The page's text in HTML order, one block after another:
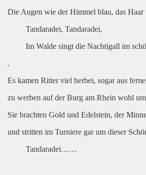
Die Augen wie der Himmel blau, das Haar
Tandaradei, Tandaradei,
Im Walde singt die Nachtigall im
.
Es kamen Ritter viel herbei, sogar aus
zu werben auf der Burg am Rhein wohl
Sie brachten Gold und Edelstein, der
und stritten im Turniere gar um dieser
Tandaradei……